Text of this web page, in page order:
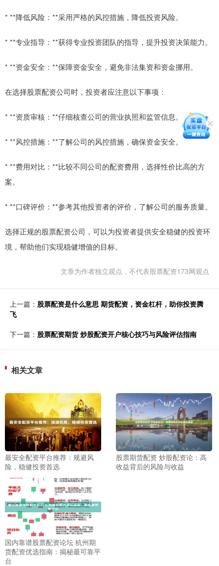
* **降低风险：**采用严格的风控措施，降低投资风险。
* **专业指导：**获得专业投资团队的指导，提升投资决策能力。
* **资金安全：**保障资金安全，避免非法集资和资金挪用。
在选择股票配资公司时，投资者应注意以下事项：
* **资质审核：**仔细核查公司的营业执照和监管信息。
* **风控措施：**了解公司的风控措施，确保资金安全。
* **费用对比：**比较不同公司的配资费用，选择性价比高的方
案。
* **口碑评价：**参考其他投资者的评价，了解公司的服务质量。
选择正规的股票配资公司，可以为投资者提供安全稳健的投资环
境，帮助他们实现稳健增值的目标。
文章为作者独立观点，不代表股票配资173网观点
上一篇： 股票配资是什么意思 期货配资，资金杠杆，助你投资腾
飞
下一篇： 股票配资期货 炒股配资开户核心技巧与风险评估指南
相关文章
最安全配资平台推荐：规避风
险，稳健投资首选
股票期货配资 炒股配资论：高
收益背后的风险与收益
国内靠谱股票配资论坛 杭州期
货配资优选指南：揭秘最可靠平
台